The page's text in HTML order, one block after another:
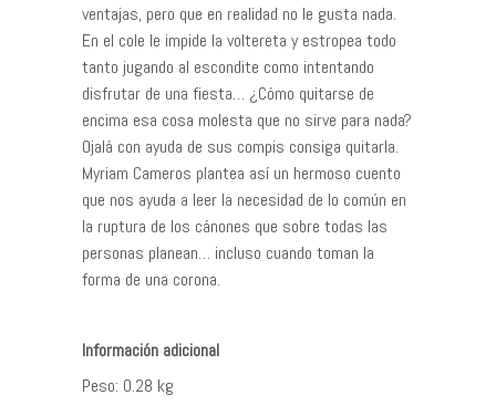
ventajas, pero que en realidad no le gusta nada.
En el cole le impide la voltereta y estropea todo
tanto jugando al escondite como intentando
disfrutar de una fiesta… ¿Cómo quitarse de
encima esa cosa molesta que no sirve para nada?
Ojalá con ayuda de sus compis consiga quitarla.
Myriam Cameros plantea así un hermoso cuento
que nos ayuda a leer la necesidad de lo común en
la ruptura de los cánones que sobre todas las
personas planean… incluso cuando toman la
forma de una corona.
Peso 0.28 kg